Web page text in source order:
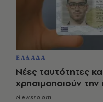
ΕΛΛΑΔΑ
Νέες ταυτότητες
χρησιμοποιούν την
Newsroom